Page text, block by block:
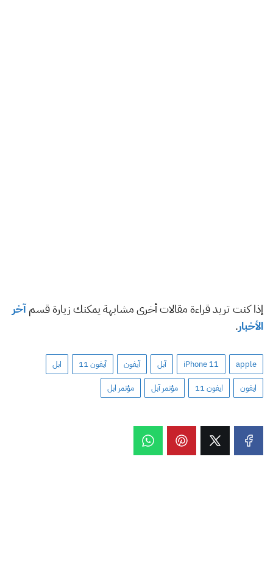
إذا كنت تريد قراءة مقالات أخرى مشابهة يمكنك زيارة قسمآخر
الأخبار.
apple
iPhone 11 آبل آيفون آيفون 11 ابل
ايفون ايفون 11 مؤتمر آبل مؤتمر ابل